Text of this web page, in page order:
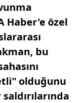
Haber'e özel
bu
olduğunu